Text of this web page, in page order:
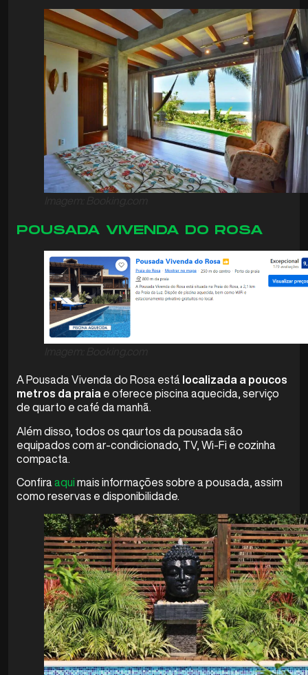
POUSADA VIVENDA DO ROSA
A Pousada Vivenda do Rosa está localizada a poucos
metros da praia e oferece piscina aquecida, serviço
de quarto e café da manhã.
Além disso, todos os qaurtos da pousada são
equipados com ar-condicionado, TV, Wi-Fi e cozinha
compacta.
Confira aqui mais informações sobre a pousada, assim
como reservas e disponibilidade.